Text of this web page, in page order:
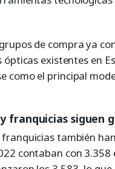
de compra ya
ópticas existentes en
como el principal
franquicias siguen
franquicias también
contaban con